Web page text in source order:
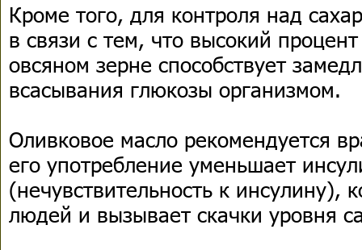
Кроме того, для контроля над
в связи с тем, что высокий
овсяном зерне способствует
всасывания глюкозы организмом.
Оливковое масло рекомендуется
его употребление уменьшает
(нечувствительность к инсулину),
людей и вызывает скачки уровня